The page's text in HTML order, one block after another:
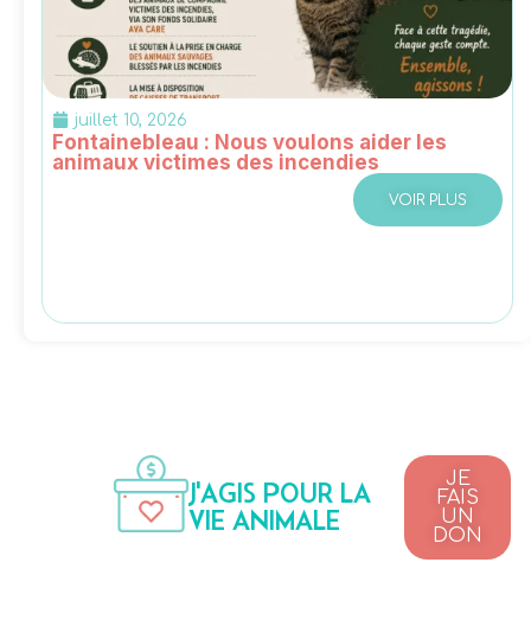
juillet 10, 2026
Fontainebleau : Nous voulons aider les
animaux victimes des incendies
VOIR PLUS
J'AGIS POUR LA
VIE ANIMALE
JE
FAIS
UN
DON